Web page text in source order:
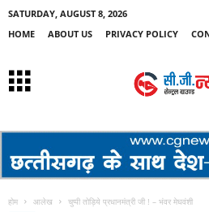
SATURDAY, AUGUST 8, 2026
HOME
ABOUT US PRIVACY POLICY
होम आलेख चुप्पी तोड़िये प्रधानमंत्री जी ! – भंवर मेघवंशी